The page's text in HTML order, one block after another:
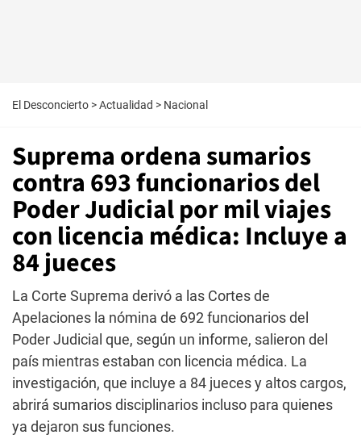
El Desconcierto >Actualidad > Nacional
Suprema ordena sumarios
contra 693 funcionarios del
Poder Judicial por mil viajes
con licencia médica: Incluye a
84 jueces
La Corte Suprema derivó a las Cortes de
Apelaciones la nómina de 692 funcionarios del
Poder Judicial que, según un informe, salieron del
país mientras estaban con licencia médica. La
investigación, que incluye a 84 jueces y altos cargos,
abrirá sumarios disciplinarios incluso para quienes
ya dejaron sus funciones.